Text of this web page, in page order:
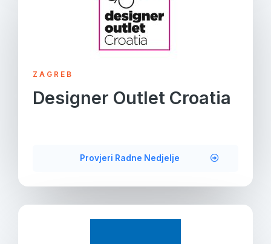
ZAGREB
Designer Outlet Croatia
Provjeri Radne Nedjelje